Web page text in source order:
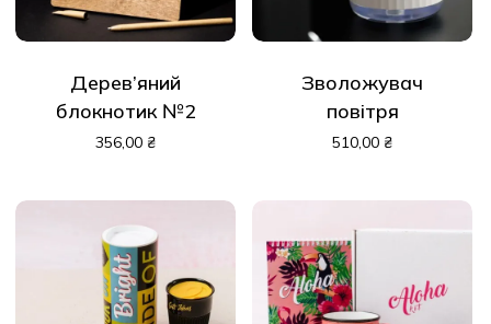
Дерев’яний
блокнотик №2
356,00 ₴
Зволожувач
повітря
510,00 ₴